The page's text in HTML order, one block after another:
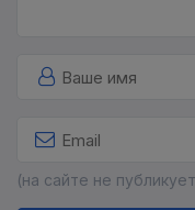
(на сайте не